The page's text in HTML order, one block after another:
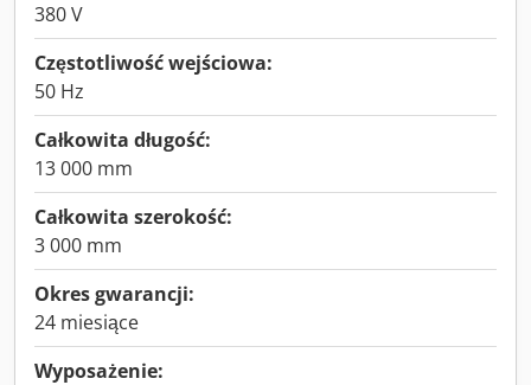
380 V
Częstotliwość wejściowa:
50 Hz
Całkowita długość:
13 000 mm
Całkowita szerokość:
3 000 mm
Okres gwarancji:
24 miesiące
Wyposażenie: